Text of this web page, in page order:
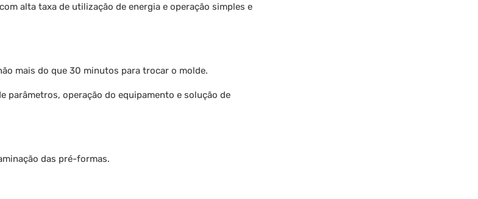
alta taxa de utilização de energia e operação simples e
mais do que 30 minutos para trocar o molde.
parâmetros, operação do equipamento e solução de
das pré-formas.